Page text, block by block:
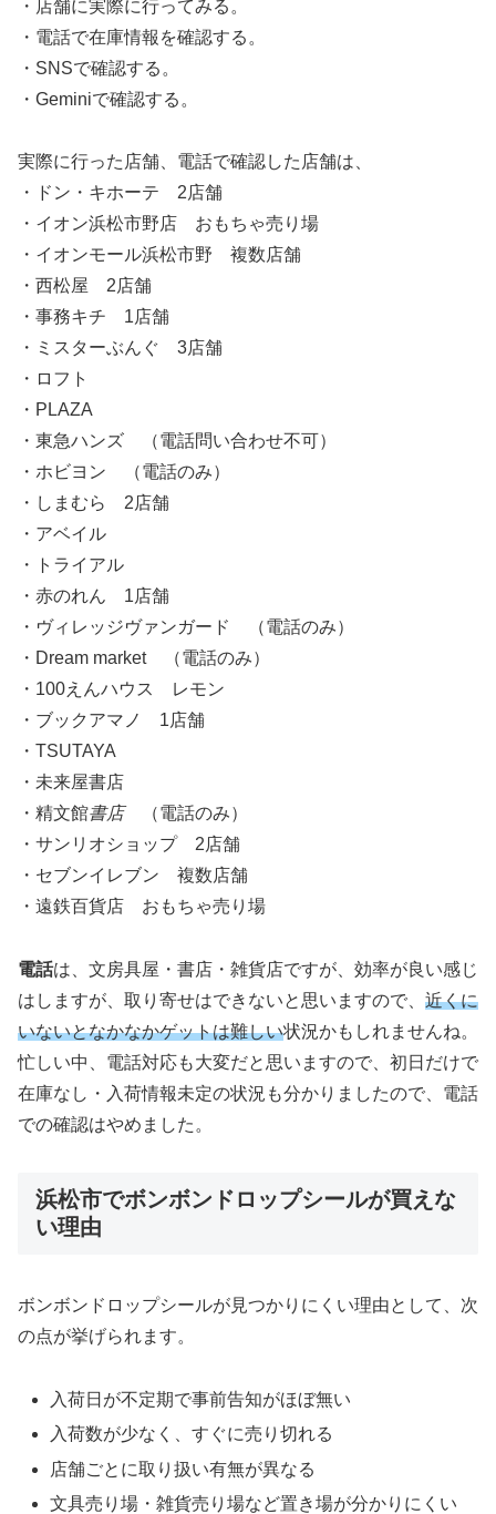
・店舗に実際に行ってみる。
・電話で在庫情報を確認する。
・SNSで確認する。
・Geminiで確認する。
実際に行った店舗、電話で確認した店舗は、
・ドン・キホーテ 2店舗
・イオン浜松市野店 おもちゃ売り場
・イオンモール浜松市野 複数店舗
・西松屋 2店舗
・事務キチ 1店舗
・ミスターぶんぐ 3店舗
・ロフト
・PLAZA
・東急ハンズ （電話問い合わせ不可）
・ホビヨン （電話のみ）
・しまむら 2店舗
・アベイル
・トライアル
・赤のれん 1店舗
・ヴィレッジヴァンガード （電話のみ）
・Dream market （電話のみ）
・100えんハウス レモン
・ブックアマノ 1店舗
・TSUTAYA
・未来屋書店
・精文館書店（電話のみ）
・サンリオショップ 2店舗
・セブンイレブン 複数店舗
・遠鉄百貨店 おもちゃ売り場
電話は、文房具屋・書店・雑貨店ですが、効率が良い感じ
はしますが、取り寄せはできないと思いますので、 近くに
いないとなかなかゲットは難しい状況かもしれませんね。
忙しい中、電話対応も大変だと思いますので、初日だけで
在庫なし・入荷情報未定の状況も分かりましたので、電話
での確認はやめました。
浜松市でボンボンドロップシールが買えな
い理由
ボンボンドロップシールが見つかりにくい理由として、次
の点が挙げられます。
入荷日が不定期で事前告知がほぼ無い
入荷数が少なく、すぐに売り切れる
店舗ごとに取り扱い有無が異なる
文具売り場・雑貨売り場など置き場が分かりにくい